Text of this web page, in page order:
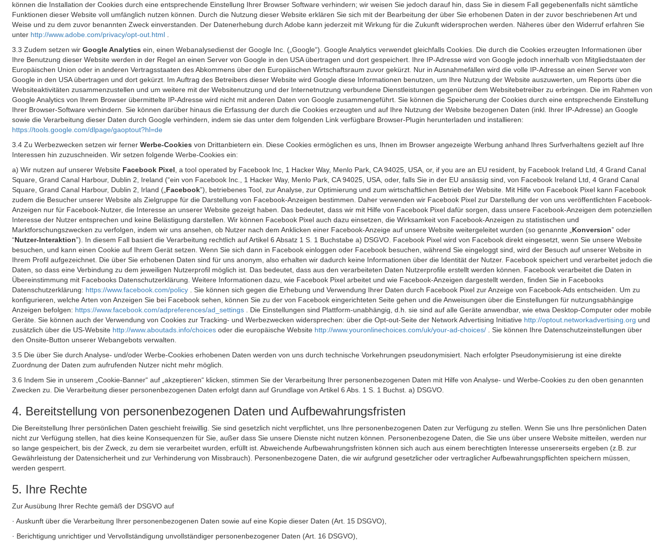
können die Installation der Cookies durch eine entsprechende Einstellung Ihrer Browser Software verhindern; wir weisen Sie jedoch darauf hin, dass Sie in diesem Fall gegebenenfalls nicht sämtliche
Funktionen dieser Website voll umfänglich nutzen können. Durch die Nutzung dieser Website erklären Sie sich mit der Bearbeitung der über Sie erhobenen Daten in der zuvor beschriebenen Art und
Weise und zu dem zuvor benannten Zweck einverstanden. Der Datenerhebung durch Adobe kann jederzeit mit Wirkung für die Zukunft widersprochen werden. Näheres über den Widerruf erfahren Sie
unter http://www.adobe.com/privacy/opt-out.html
3.3 Zudem setzen wir Google Analytics ein, einen Webanalysedienst der Google Inc. („Google“). Google Analytics verwendet gleichfalls Cookies. Die durch die Cookies erzeugten Informationen über
Ihre Benutzung dieser Website werden in der Regel an einen Server von Google in den USA übertragen und dort gespeichert. Ihre IP-Adresse wird von Google jedoch innerhalb von Mitgliedstaaten der
Europäischen Union oder in anderen Vertragsstaaten des Abkommens über den Europäischen Wirtschaftsraum zuvor gekürzt. Nur in Ausnahmefällen wird die volle IP-Adresse an einen Server von
Google in den USA übertragen und dort gekürzt. Im Auftrag des Betreibers dieser Website wird Google diese Informationen benutzen, um Ihre Nutzung der Website auszuwerten, um Reports über die
Websiteaktivitäten zusammenzustellen und um weitere mit der Websitenutzung und der Internetnutzung verbundene Dienstleistungen gegenüber dem Websitebetreiber zu erbringen. Die im Rahmen von
Google Analytics von Ihrem Browser übermittelte IP-Adresse wird nicht mit anderen Daten von Google zusammengeführt. Sie können die Speicherung der Cookies durch eine entsprechende Einstellung
Ihrer Browser-Software verhindern. Sie können darüber hinaus die Erfassung der durch die Cookies erzeugten und auf Ihre Nutzung der Website bezogenen Daten (inkl. Ihrer IP-Adresse) an Google
sowie die Verarbeitung dieser Daten durch Google verhindern, indem sie das unter dem folgenden Link verfügbare Browser-Plugin herunterladen und installieren:
https://tools.google.com/dlpage/gaoptout?hl=de
3.4 Zu Werbezwecken setzen wir ferner Werbe-Cookies von Drittanbietern ein. Diese Cookies ermöglichen es uns, Ihnen im Browser angezeigte Werbung anhand Ihres Surfverhaltens gezielt auf Ihre
Interessen hin zuzuschneiden. Wir setzen folgende Werbe-Cookies ein:
a) Wir nutzen auf unserer Website Facebook Pixel , a tool operated by Facebook Inc, 1 Hacker Way, Menlo Park, CA 94025, USA, or, if you are an EU resident, by Facebook Ireland Ltd, 4 Grand Canal
Square, Grand Canal Harbour, Dublin 2, Ireland (“ein von Facebook Inc., 1 Hacker Way, Menlo Park, CA 94025, USA, oder, falls Sie in der EU ansässig sind, von Facebook Ireland Ltd, 4 Grand Canal
Square, Grand Canal Harbour, Dublin 2, Irland („ Facebook”), betriebenes Tool, zur Analyse, zur Optimierung und zum wirtschaftlichen Betrieb der Website. Mit Hilfe von Facebook Pixel kann Facebook
zudem die Besucher unserer Website als Zielgruppe für die Darstellung von Facebook-Anzeigen bestimmen. Daher verwenden wir Facebook Pixel zur Darstellung der von uns veröffentlichten Facebook-
Anzeigen nur für Facebook-Nutzer, die Interesse an unserer Website gezeigt haben. Das bedeutet, dass wir mit Hilfe von Facebook Pixel dafür sorgen, dass unsere Facebook-Anzeigen dem potenziellen
Interesse der Nutzer entsprechen und keine Belästigung darstellen. Wir können Facebook Pixel auch dazu einsetzen, die Wirksamkeit von Facebook-Anzeigen zu statistischen und
Marktforschungszwecken zu verfolgen, indem wir uns ansehen, ob Nutzer nach dem Anklicken einer Facebook-Anzeige auf unsere Website weitergeleitet wurden (so genannte „ Konversion” oder
“Nutzer-Interaktion”). In diesem Fall basiert die Verarbeitung rechtlich auf Artikel 6 Absatz 1 S. 1 Buchstabe a) DSGVO. Facebook Pixel wird von Facebook direkt eingesetzt, wenn Sie unsere Website
besuchen, und kann einen Cookie auf Ihrem Gerät setzen. Wenn Sie sich dann in Facebook einloggen oder Facebook besuchen, während Sie eingeloggt sind, wird der Besuch auf unserer Website in
Ihrem Profil aufgezeichnet. Die über Sie erhobenen Daten sind für uns anonym, also erhalten wir dadurch keine Informationen über die Identität der Nutzer. Facebook speichert und verarbeitet jedoch die
Daten, so dass eine Verbindung zu dem jeweiligen Nutzerprofil möglich ist. Das bedeutet, dass aus den verarbeiteten Daten Nutzerprofile erstellt werden können. Facebook verarbeitet die Daten in
Übereinstimmung mit Facebooks Datenschutzerklärung. Weitere Informationen dazu, wie Facebook Pixel arbeitet und wie Facebook-Anzeigen dargestellt werden, finden Sie in Facebooks
Datenschutzerklärung: https://www.facebook.com/policy
. Sie können sich gegen die Erhebung und Verwendung Ihrer Daten durch Facebook Pixel zur Anzeige von Facebook-Ads entscheiden. Um zu
konfigurieren, welche Arten von Anzeigen Sie bei Facebook sehen, können Sie zu der von Facebook eingerichteten Seite gehen und die Anweisungen über die Einstellungen für nutzungsabhängige
Anzeigen befolgen: https://www.facebook.com/adpreferences/ad_settings
. Die Einstellungen sind Plattform-unabhängig, d.h. sie sind auf alle Geräte anwendbar, wie etwa Desktop-Computer oder mobile
Geräte. Sie können auch der Verwendung von Cookies zur Tracking- und Werbezwecken widersprechen: über die Opt-out-Seite der Network Advertising Initiative http://optout.networkadvertising.org und
zusätzlich über die US-Website http://www.aboutads.info/choices oder die europäische Website http://www.youronlinechoices.com/uk/your-ad-choices/
. Sie können Ihre Datenschutzeinstellungen über
den Onsite-Button unserer Webangebots verwalten.
3.5 Die über Sie durch Analyse- und/oder Werbe-Cookies erhobenen Daten werden von uns durch technische Vorkehrungen pseudonymisiert. Nach erfolgter Pseudonymisierung ist eine direkte
Zuordnung der Daten zum aufrufenden Nutzer nicht mehr möglich.
3.6 Indem Sie in unserem „Cookie-Banner“ auf „akzeptieren“ klicken, stimmen Sie der Verarbeitung Ihrer personenbezogenen Daten mit Hilfe von Analyse- und Werbe-Cookies zu den oben genannten
Zwecken zu. Die Verarbeitung dieser personenbezogenen Daten erfolgt dann auf Grundlage von Artikel 6 Abs. 1 S. 1 Buchst. a) DSGVO.
4. Bereitstellung von personenbezogenen Daten und Aufbewahrungsfristen
Die Bereitstellung Ihrer persönlichen Daten geschieht freiwillig. Sie sind gesetzlich nicht verpflichtet, uns Ihre personenbezogenen Daten zur Verfügung zu stellen. Wenn Sie uns Ihre persönlichen Daten
nicht zur Verfügung stellen, hat dies keine Konsequenzen für Sie, außer dass Sie unsere Dienste nicht nutzen können. Personenbezogene Daten, die Sie uns über unsere Website mitteilen, werden nur
so lange gespeichert, bis der Zweck, zu dem sie verarbeitet wurden, erfüllt ist. Abweichende Aufbewahrungsfristen können sich auch aus einem berechtigten Interesse unsererseits ergeben (z.B. zur
Gewährleistung der Datensicherheit und zur Verhinderung von Missbrauch). Personenbezogene Daten, die wir aufgrund gesetzlicher oder vertraglicher Aufbewahrungspflichten speichern müssen,
werden gesperrt.
5. Ihre Rechte
Zur Ausübung Ihrer Rechte gemäß der DSGVO auf
· Auskunft über die Verarbeitung Ihrer personenbezogenen Daten sowie auf eine Kopie dieser Daten (Art. 15 DSGVO),
· Berichtigung unrichtiger und Vervollständigung unvollständiger personenbezogener Daten (Art. 16 DSGVO),